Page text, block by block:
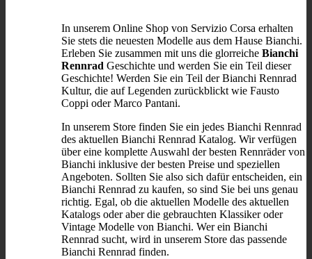
In unserem Online Shop von Servizio Corsa erhalten
Sie stets die neuesten Modelle aus dem Hause Bianchi.
Erleben Sie zusammen mit uns die glorreiche Bianchi
Rennrad Geschichte und werden Sie ein Teil dieser
Geschichte! Werden Sie ein Teil der Bianchi Rennrad
Kultur, die auf Legenden zurückblickt wie Fausto
Coppi oder Marco Pantani.
In unserem Store finden Sie ein jedes Bianchi Rennrad
des aktuellen Bianchi Rennrad Katalog. Wir verfügen
über eine komplette Auswahl der besten Rennräder von
Bianchi inklusive der besten Preise und speziellen
Angeboten. Sollten Sie also sich dafür entscheiden, ein
Bianchi Rennrad zu kaufen, so sind Sie bei uns genau
richtig. Egal, ob die aktuellen Modelle des aktuellen
Katalogs oder aber die gebrauchten Klassiker oder
Vintage Modelle von Bianchi. Wer ein Bianchi
Rennrad sucht, wird in unserem Store das passende
Bianchi Rennrad finden.